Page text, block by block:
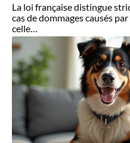
La loi française distingue
cas de dommages causés
celle…